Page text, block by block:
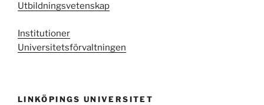
Utbildningsvetenskap
Institutioner
Universitetsförvaltningen
LINKÖPINGS UNIVERSITET